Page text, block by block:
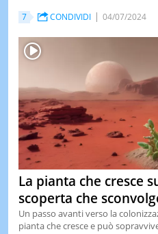
7 CONDIVIDI 04/07/2024
La pianta che cresce
scoperta che
Un passo avanti verso la
pianta che cresce e può